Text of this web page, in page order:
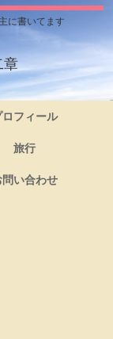
に書いてます
章
ロフィール
旅行
問い合わせ